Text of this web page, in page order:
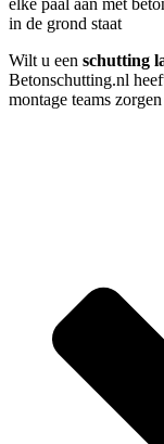
elke paal aan met
in de grond staat
Wilt u een schutting
Betonschutting.nl
montage teams